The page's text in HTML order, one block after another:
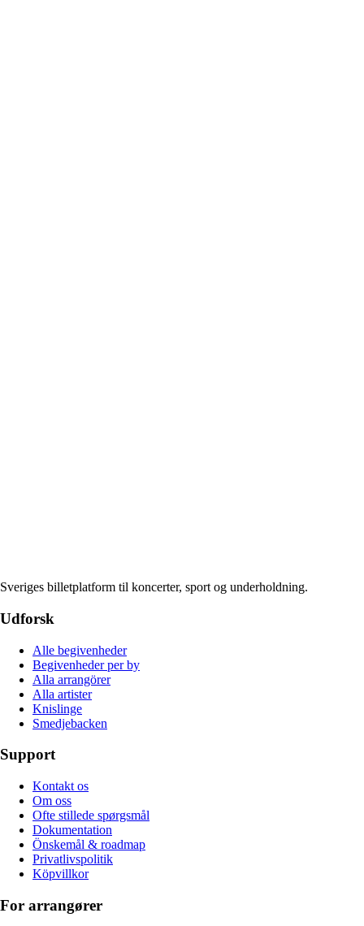
Sveriges billetplatform til koncerter, sport og underholdning.
Udforsk
Alle begivenheder
Begivenheder per by
Alla arrangörer
Alla artister
Knislinge
Smedjebacken
Support
Kontakt os
Om oss
Ofte stillede spørgsmål
Dokumentation
Önskemål & roadmap
Privatlivspolitik
Köpvillkor
For arrangører